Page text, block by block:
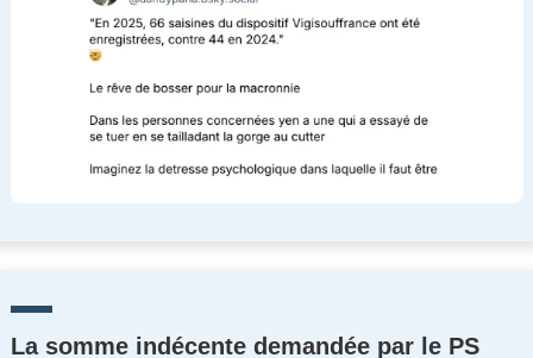
La somme indécente demandée par le PS